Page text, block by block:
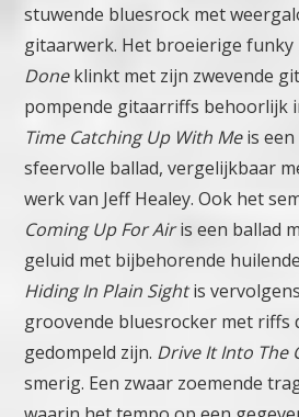
stuwende bluesrock met
gitaarwerk. Het broeierige funky
Doneklinkt met zijn zwevende
pompende gitaarriffs behoorlijk
Time Catching Up With Meis een
sfeervolle ballad, vergelijkbaar
werk van Jeff Healey.Ook het
Coming Up For Airis een ballad
geluid met bijbehorende
Hiding In Plain Sightis
groovende bluesrocker met riffs
gedompeld zijn. Drive It Into The
smerig. Een zwaar zoemende